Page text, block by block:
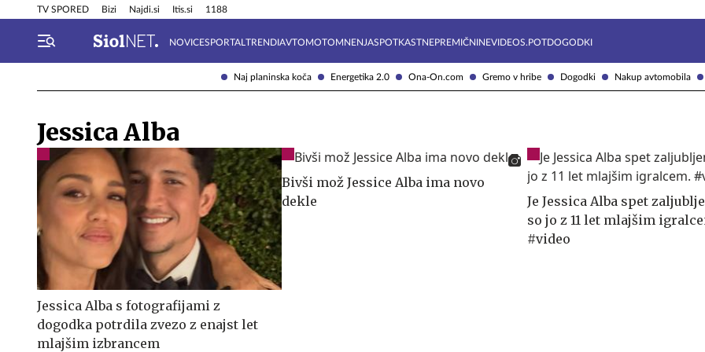
Naj planinska koča Energetika 2.0 Ona-On.com Gremo v hribe Dogodki Nakup avtomobila
TV SPORED Bizi Najdi.si Itis.si 1188
NOVICESPORTAL TRENDIAVTOMOTOMNENJASPOTKASTNEPREMIČNINEVIDEOS.POTDOGODKI
Info in obvestila Tehnik
Jessica Alba
Jessica Alba s fotografijami z
dogodka potrdila zvezo z enajst let
mlajšim izbrancem
Bivši mož Jessice Alba ima novo
dekle
Je Jessica Alba spet
so jo z 11 let mlajšim
#video